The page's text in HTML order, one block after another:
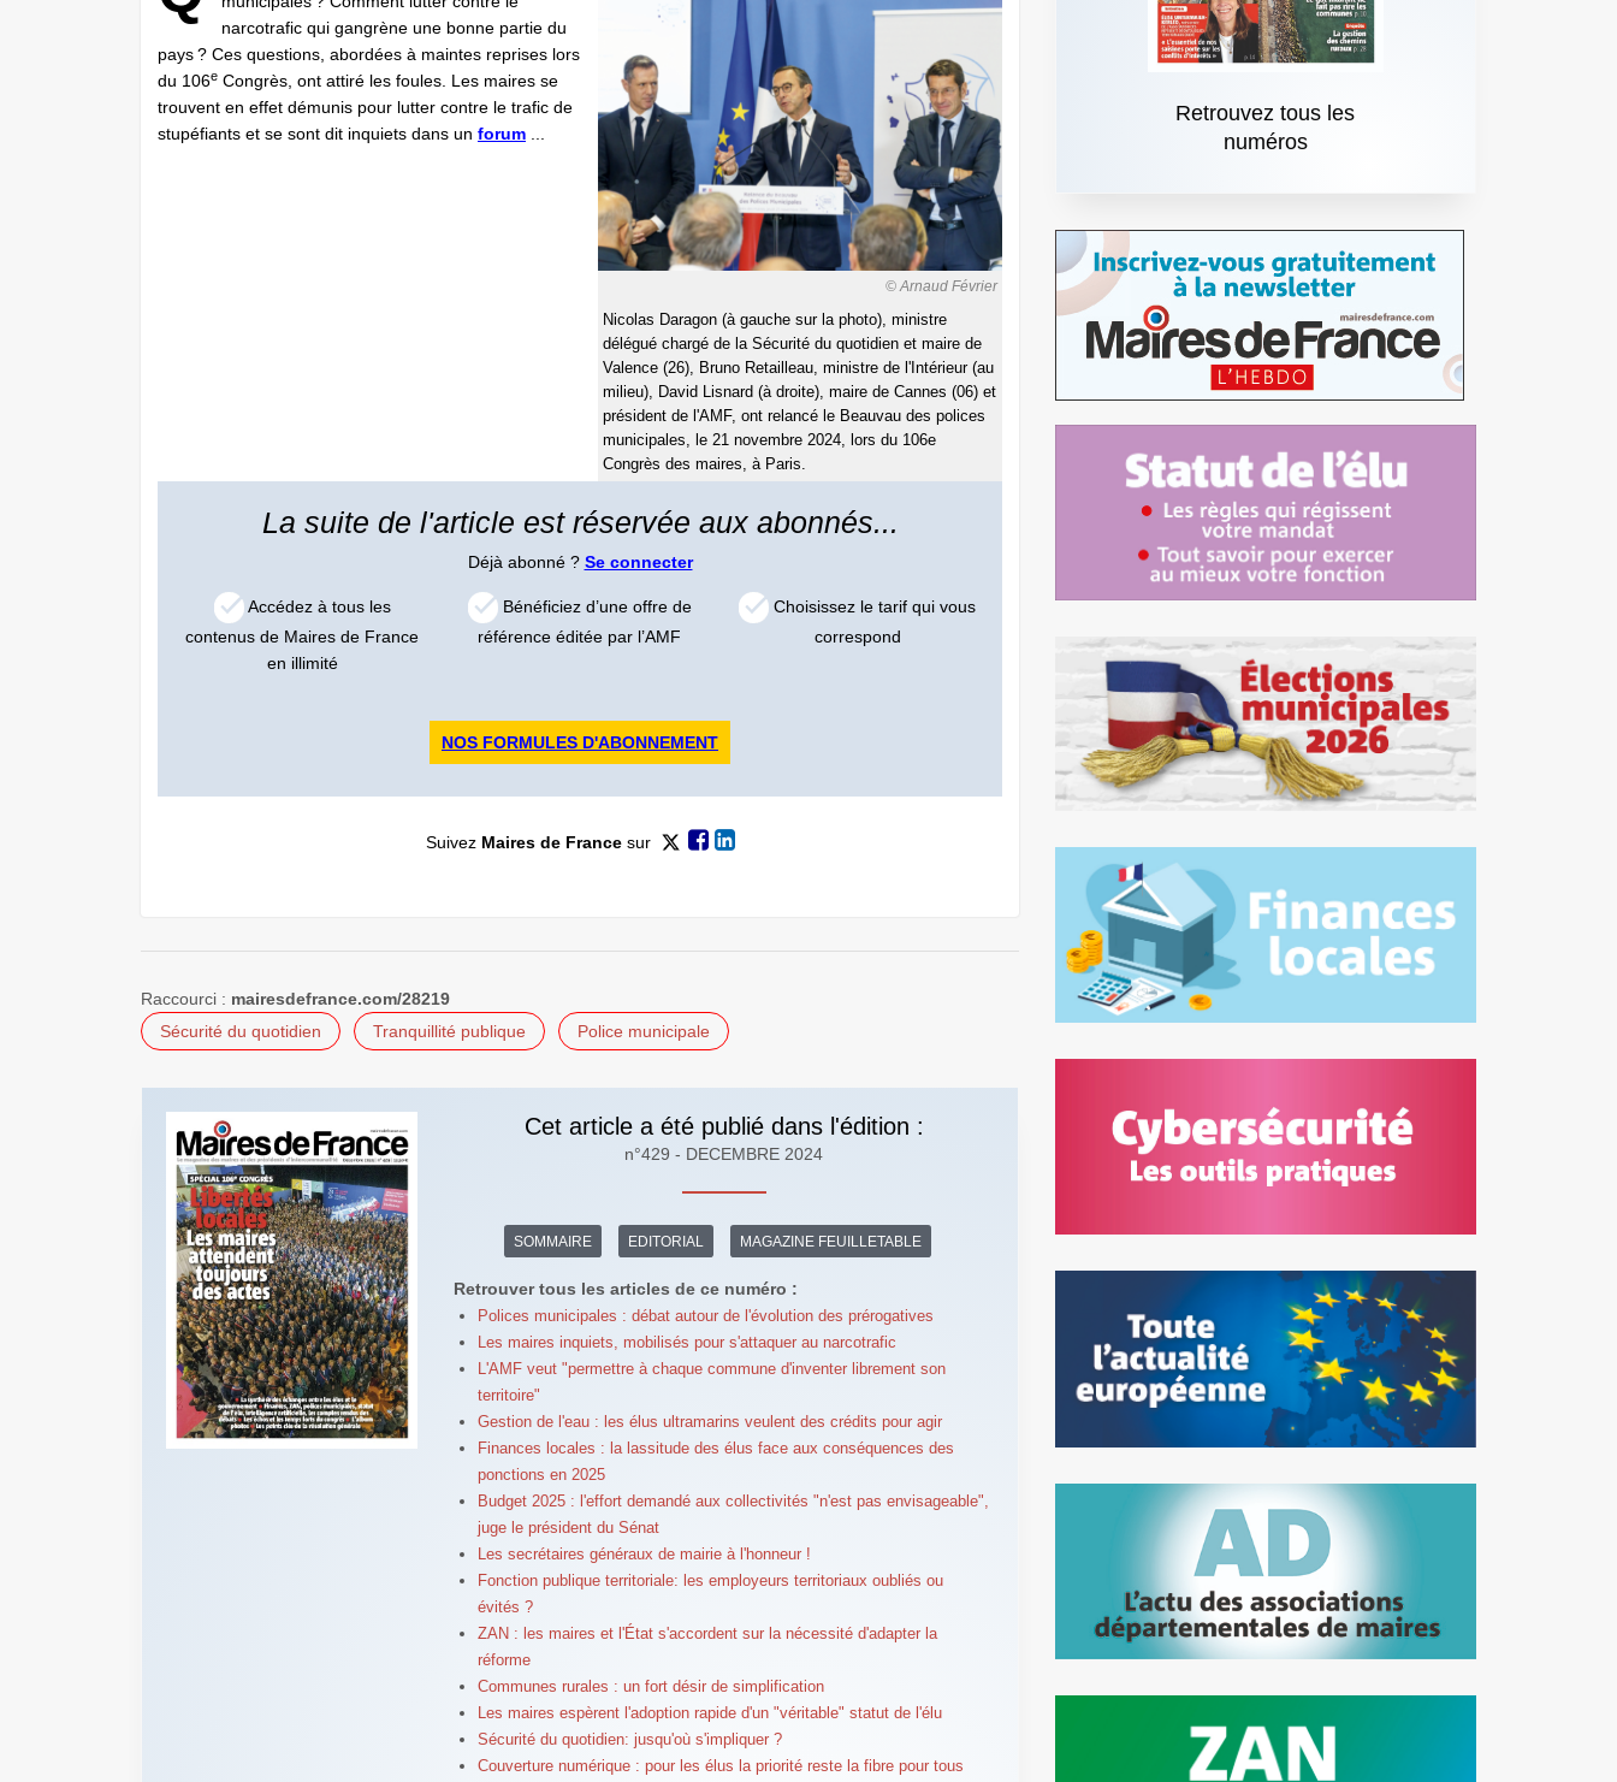
© Arnaud Février
Nicolas Daragon (à gauche sur la photo), ministre
délégué chargé de la Sécurité du quotidien et maire de
Valence (26), Bruno Retailleau, ministre de l'Intérieur (au
milieu), David Lisnard (à droite), maire de Cannes (06) et
président de l'AMF, ont relancé le Beauvau des polices
municipales, le 21 novembre 2024, lors du 106e
Congrès des maires, à Paris.
narcotrafic qui gangrène une bonne partie du
pays ? Ces questions, abordées à maintes reprises lors
du 106e Congrès, ont attiré les foules. Les maires se
trouvent en effet démunis pour lutter contre le trafic de
stupéfiants et se sont dit inquiets dans un forum
La suite de l'article est réservée aux abonnés...
Déjà abonné ? Se connecter
Accédez à tous les
contenus de Maires de France
en illimité
Bénéficiez d’une offre de
référence éditée par l’AMF
Choisissez le tarif qui vous
correspond
NOS FORMULES D'ABONNEMENT
Suivez Maires de Francesur
Raccourci : mairesdefrance.com/28219
Sécurité du quotidien
Tranquillité publique Police municipale
Cet article a été publié dans l'édition :
n°429 - DECEMBRE 2024
SOMMAIRE EDITORIAL MAGAZINE FEUILLETABLE
Retrouver tous les articles de ce numéro :
Polices municipales : débat autour de l'évolution des prérogatives
Les maires inquiets, mobilisés pour s'attaquer au narcotrafic
L'AMF veut "permettre à chaque commune d'inventer librement son
territoire"
Gestion de l'eau : les élus ultramarins veulent des crédits pour agir
Finances locales : la lassitude des élus face aux conséquences des
ponctions en 2025
Budget 2025 : l'effort demandé aux collectivités "n'est pas envisageable",
juge le président du Sénat
Les secrétaires généraux de mairie à l'honneur !
Fonction publique territoriale: les employeurs territoriaux oubliés ou
évités ?
ZAN : les maires et l'État s'accordent sur la nécessité d'adapter la
réforme
Communes rurales : un fort désir de simplification
Les maires espèrent l'adoption rapide d'un "véritable" statut de l'élu
Sécurité du quotidien: jusqu'où s'impliquer ?
Couverture numérique : pour les élus la priorité reste la fibre pour tous
Retrouvez tous les
numéros